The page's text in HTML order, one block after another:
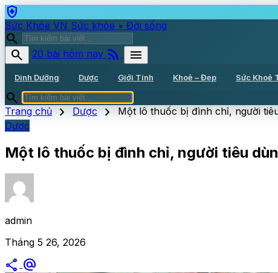
health_and_safety
Sức Khỏe VN Sức khỏe • Đời sống
search
search
20 bài hôm nay rss_feed menu
Dinh Dưỡng Dược Giới Tính Khoẻ – Đẹp Sức Khoẻ
search
Trang chủ chevron_right Dược chevron_right Một lô thuốc bị đình chỉ, người
Dược
Một lô thuốc bị đình chỉ, người tiêu
admin
Tháng 5 26, 2026
share alternate_email